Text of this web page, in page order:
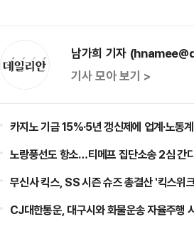
남가희 기자
기사 모아 보기 >
카지노 기금 15%·5년 갱신제에 업계·노동
노랑풍선도 항소…티메프 집단소송 2심 간
무신사 킥스, SS 시즌 슈즈 총결산 '킥스위
CJ대한통운, 대구시와 화물운송 자율주행